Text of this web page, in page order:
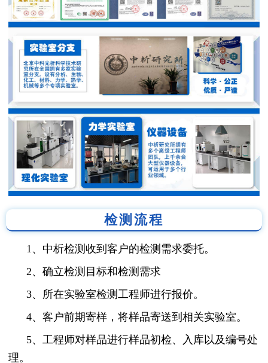
检测流程
1、中析检测收到客户的检测需求委托。
2、确立检测目标和检测需求
3、所在实验室检测工程师进行报价。
4、客户前期寄样，将样品寄送到相关实验室。
5、工程师对样品进行样品初检、入库以及编号处
理。